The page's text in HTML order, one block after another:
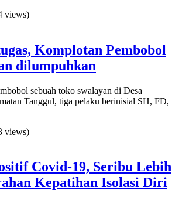
views)
Komplotan Pembobol
dilumpuhkan
sebuah toko swalayan di Desa
Tanggul, tiga pelaku berinisial SH, FD,
views)
Covid-19, Seribu Lebih
Kepatihan Isolasi Diri